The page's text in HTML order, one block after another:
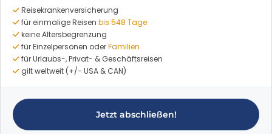
Reisekrankenversicherung
für einmalige Reisen bis 548 Tage
keine Altersbegrenzung
für Einzelpersonen oderFamilien
für Urlaubs-, Privat- & Geschäftsreisen
gilt weltweit (+/- USA & CAN)
Jetzt abschließen!